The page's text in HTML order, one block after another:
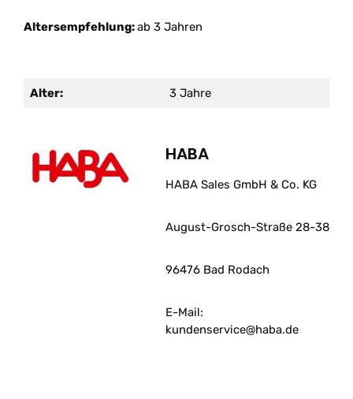
Altersempfehlung:ab 3 Jahren
Alter: 3 Jahre
HABA
HABA Sales GmbH & Co. KG
August-Grosch-Straße 28-38
96476 Bad Rodach
E-Mail:
kundenservice@haba.de